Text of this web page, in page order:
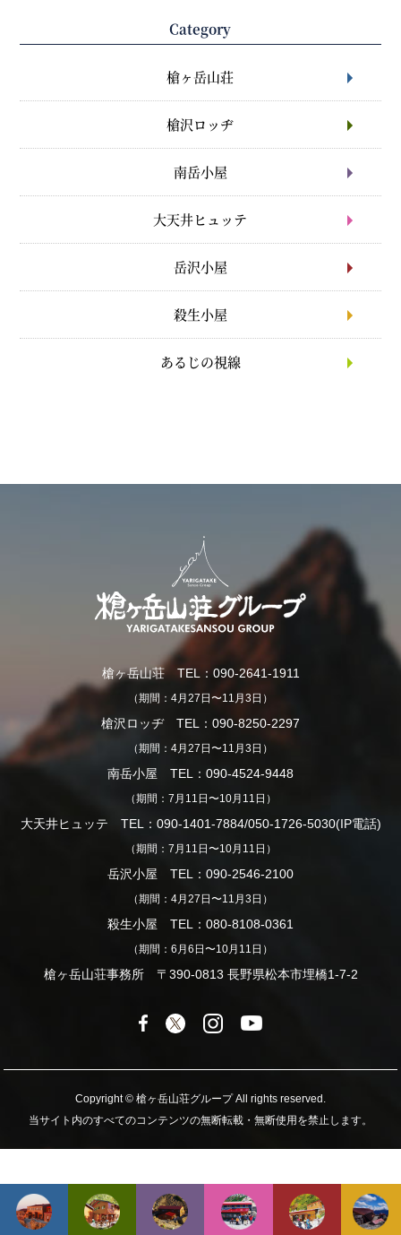
Category
槍ヶ岳山荘
槍沢ロッヂ
南岳小屋
大天井ヒュッテ
岳沢小屋
殺生小屋
あるじの視線
期間 料金 予約 お問い合わせ
槍ヶ岳山荘 TEL：090-2641-1911
（期間：4月27日〜11月3日）
槍沢ロッヂ TEL：090-8250-2297
（期間：4月27日〜11月3日）
南岳小屋 TEL：090-4524-9448
（期間：7月11日〜10月11日）
大天井ヒュッテ TEL：090-1401-7884/050-1726-5030(IP電話)
（期間：7月11日〜10月11日）
岳沢小屋 TEL：090-2546-2100
（期間：4月27日〜11月3日）
殺生小屋 TEL：080-8108-0361
（期間：6月6日〜10月11日）
槍ヶ岳山荘事務所 〒390-0813 長野県松本市埋橋1-7-2
Copyright © 槍ヶ岳山荘グループ All rights reserved.
当サイト内のすべてのコンテンツの無断転載・無断使用を禁止します。